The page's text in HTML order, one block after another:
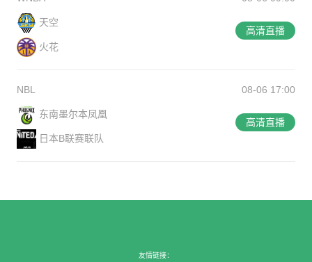
天空
火花
高清直播
NBL 08-06 17:00
东南墨尔本凤凰
日本B联赛联队
高清直播
友情链接：